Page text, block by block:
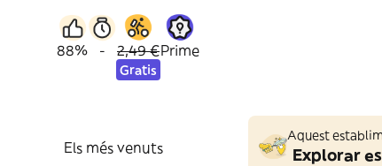
88% - 2,49 €
Gratis
Prime
Els més venuts
Aquest
Explorar